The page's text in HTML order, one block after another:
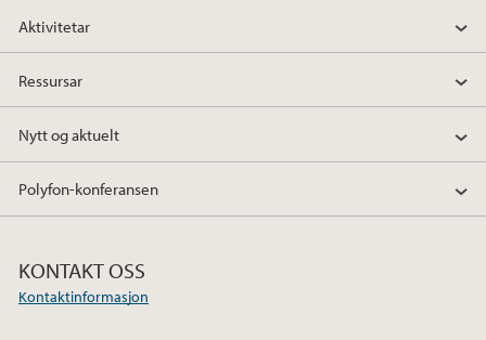
Aktivitetar
Ressursar
Nytt og aktuelt
Polyfon-konferansen
KONTAKT OSS
Kontaktinformasjon